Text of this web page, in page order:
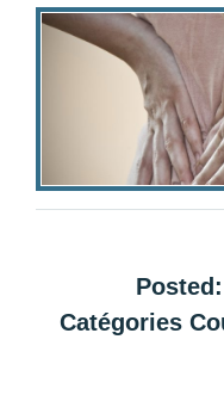
Posted:
Catégories